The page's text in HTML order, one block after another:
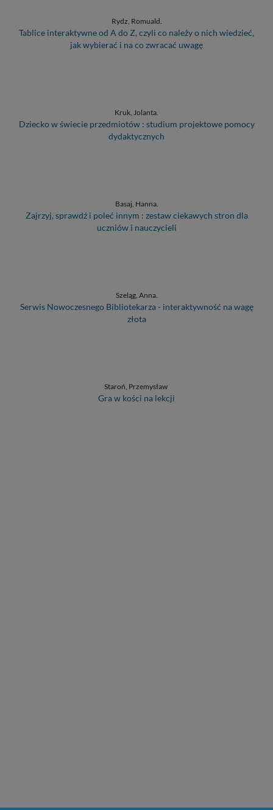
Rydz, Romuald.
Tablice interaktywne od A do Z, czyli co należy o nich wiedzieć,
jak wybierać i na co zwracać uwagę
Kruk, Jolanta.
Dziecko w świecie przedmiotów : studium projektowe pomocy
dydaktycznych
Basaj, Hanna.
Zajrzyj, sprawdź i poleć innym : zestaw ciekawych stron dla
uczniów i nauczycieli
Szeląg, Anna.
Serwis Nowoczesnego Bibliotekarza - interaktywność na wagę
złota
Staroń, Przemysław
Gra w kości na lekcji